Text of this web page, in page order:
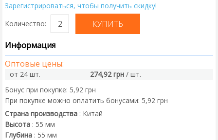
Зарегистрироваться, чтобы получить скидку!
Количество:
Информация
Оптовые цены:
от 24 шт. 274,92 грн / шт.
Бонус при покупке: 5,92 грн
При покупке можно оплатить бонусами: 5,92 грн
Страна производства : Китай
Высота : 55 мм
Глубина : 55 мм